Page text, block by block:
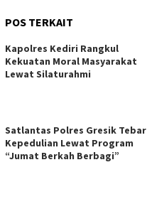
POS TERKAIT
Kapolres Kediri Rangkul
Kekuatan Moral Masyarakat
Lewat Silaturahmi
Satlantas Polres Gresik Tebar
Kepedulian Lewat Program
“Jumat Berkah Berbagi”